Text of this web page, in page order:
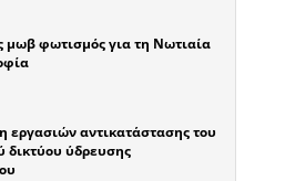
μωβ φωτισμός για τη Νωτιαία
εργασιών αντικατάστασης του
δικτύου ύδρευσης